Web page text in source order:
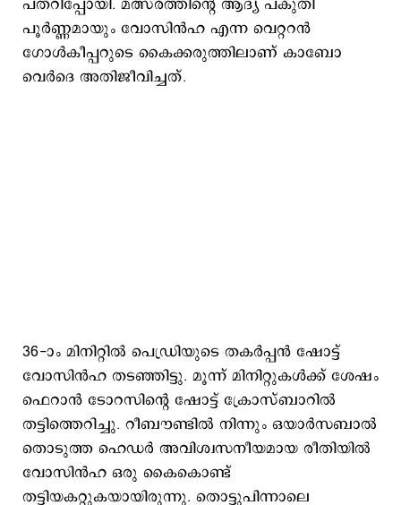
പതറിപ്പോയി. മത്സരത്തിന്റെ ആദ്യ പകുതി
പൂർണ്ണമായും വോസിൻഹ എന്ന വെറ്ററൻ
ഗോൾകീപ്പറുടെ കൈക്കരുത്തിലാണ് കാബോ
വെർദെ അതിജീവിച്ചത്.
36-ാം മിനിറ്റിൽ പെഡ്രിയുടെ തകർപ്പൻ ഷോട്ട്
വോസിൻഹ തടഞ്ഞിട്ടു. മൂന്ന് മിനിറ്റുകൾക്ക് ശേഷം
ഫെറാൻ ടോറസിന്റെ ഷോട്ട് ക്രോസ്ബാറിൽ
തട്ടിത്തെറിച്ചു. റീബൗണ്ടിൽ നിന്നും ഒയാർസബാൽ
തൊടുത്ത ഹെഡർ അവിശ്വസനീയമായ രീതിയിൽ
വോസിൻഹ ഒരു കൈകൊണ്ട്
തട്ടിയകറ്റുകയായിരുന്നു. തൊട്ടുപിന്നാലെ